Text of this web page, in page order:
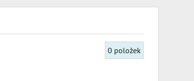
0 položek